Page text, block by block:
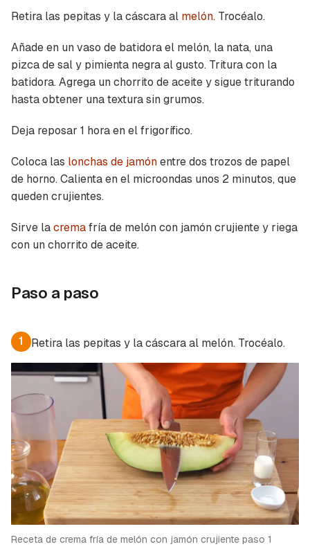
Guardar como favorito
Para poder guardar como favorito, primero has
INICIAR SESIÓN
Retira las pepitas y la cáscara al melón. Trocéalo.
Añade en un vaso de batidora el melón, la nata, una
pizca de sal y pimienta negra al gusto. Tritura con la
batidora. Agrega un chorrito de aceite y sigue triturando
hasta obtener una textura sin grumos.
Deja reposar 1 hora en el frigorífico.
Coloca las lonchas de jamónentre dos trozos de papel
de horno. Calienta en el microondas unos 2 minutos, que
queden crujientes.
Sirve lacremafría de melón con jamón crujiente y riega
con un chorrito de aceite.
Paso a paso
1 Retira las pepitas y la cáscara al melón. Trocéalo.
Receta de crema fría de melón con jamón crujiente paso 1
Gracias por suscribirte a nuestro boletín.